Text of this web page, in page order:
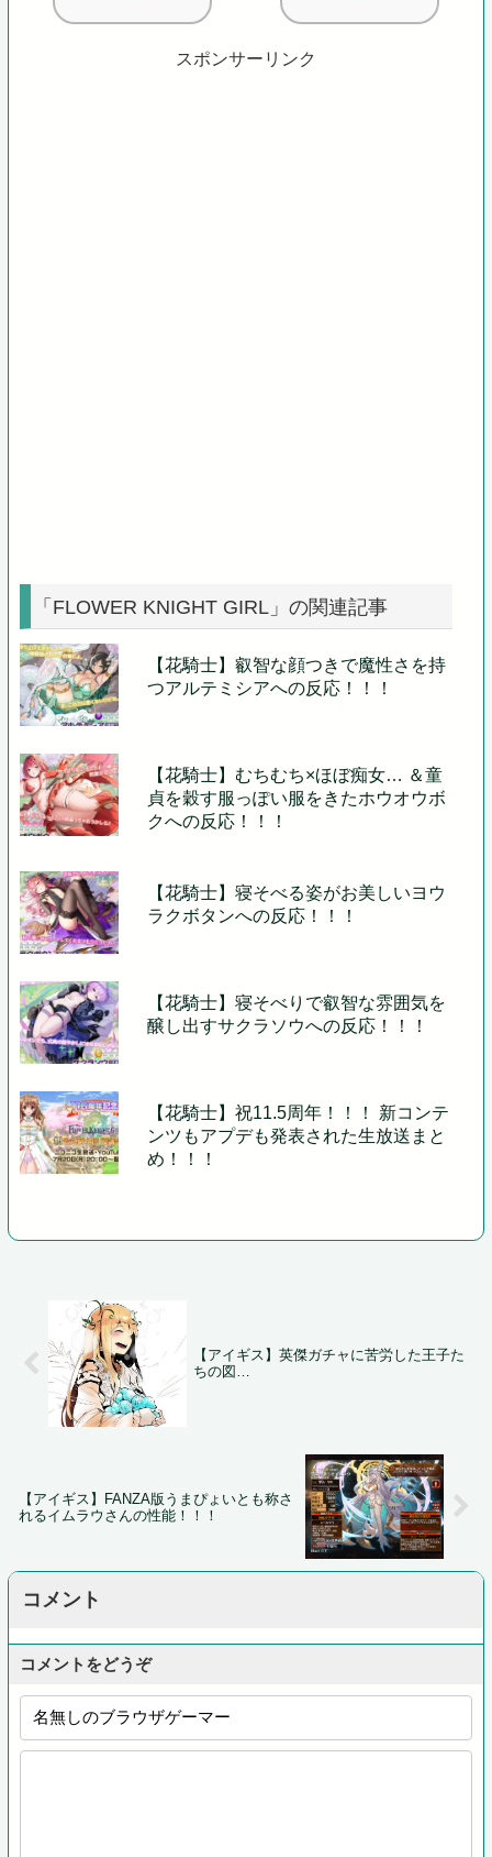
スポンサーリンク
「FLOWER KNIGHT GIRL」の関連記事
【花騎士】叡智な顔つきで魔性さを持
つアルテミシアへの反応！！！
【花騎士】むちむち×ほぼ痴女… ＆童
貞を穀す服っぽい服をきたホウオウボ
クへの反応！！！
【花騎士】寝そべる姿がお美しいヨウ
ラクボタンへの反応！！！
【花騎士】寝そべりで叡智な雰囲気を
醸し出すサクラソウへの反応！！！
【花騎士】祝11.5周年！！！ 新コンテ
ンツもアプデも発表された生放送まと
め！！！
【アイギス】英傑ガチャに苦労した王子た
ちの図…
【アイギス】FANZA版うまぴょいとも称さ
れるイムラウさんの性能！！！
コメント
コメントをどうぞ